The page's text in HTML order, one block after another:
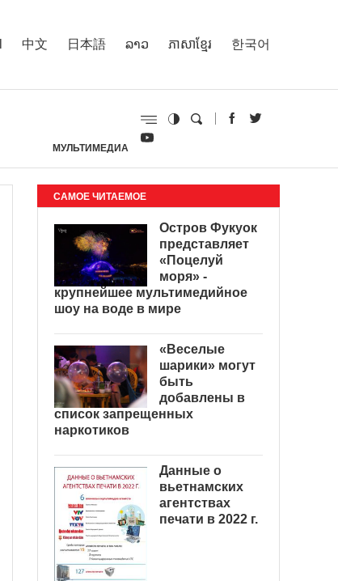
中文 日本語 ລາວ ភាសាខ្មែរ 한국어
МУЛЬТИМЕДИА
САМОЕ ЧИТАЕМОЕ
Остров Фукуок
представляет
«Поцелуй
моря» -
крупнейшее мультимедийное
шоу на воде в мире
«Веселые
шарики» могут
быть
добавлены в
список запрещенных
наркотиков
Данные о
вьетнамских
агентствах
печати в 2022 г.